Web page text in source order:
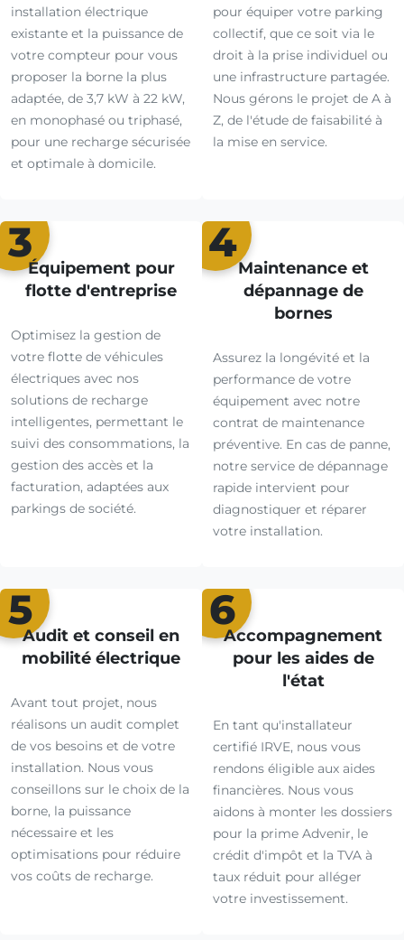
installation électrique
existante et la puissance de
votre compteur pour vous
proposer la borne la plus
adaptée, de 3,7 kW à 22 kW,
en monophasé ou triphasé,
pour une recharge sécurisée
et optimale à domicile.
pour équiper votre parking
collectif, que ce soit via le
droit à la prise individuel ou
une infrastructure partagée.
Nous gérons le projet de A à
Z, de l'étude de faisabilité à
la mise en service.
3
Équipement pour
flotte d'entreprise
Optimisez la gestion de
votre flotte de véhicules
électriques avec nos
solutions de recharge
intelligentes, permettant le
suivi des consommations, la
gestion des accès et la
facturation, adaptées aux
parkings de société.
4
Maintenance et
dépannage de
bornes
Assurez la longévité et la
performance de votre
équipement avec notre
contrat de maintenance
préventive. En cas de panne,
notre service de dépannage
rapide intervient pour
diagnostiquer et réparer
votre installation.
5
Audit et conseil en
mobilité électrique
Avant tout projet, nous
réalisons un audit complet
de vos besoins et de votre
installation. Nous vous
conseillons sur le choix de la
borne, la puissance
nécessaire et les
optimisations pour réduire
vos coûts de recharge.
6
Accompagnement
pour les aides de
l'état
En tant qu'installateur
certifié IRVE, nous vous
rendons éligible aux aides
financières. Nous vous
aidons à monter les dossiers
pour la prime Advenir, le
crédit d'impôt et la TVA à
taux réduit pour alléger
votre investissement.